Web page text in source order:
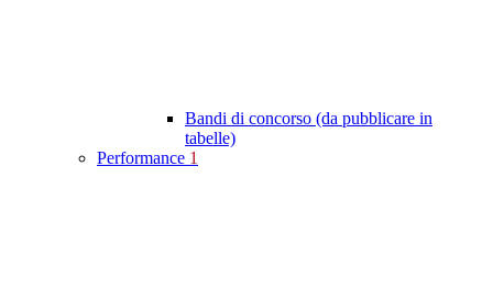
Bandi di concorso (da pubblicare in
tabelle)
Performance 1